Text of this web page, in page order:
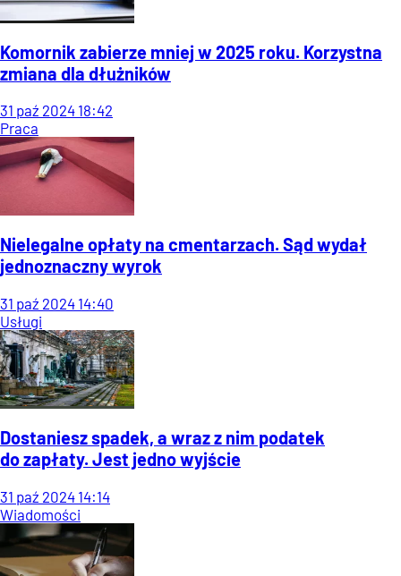
Komornik zabierze mniej w 2025 roku. Korzystna
zmiana dla dłużników
31 paź 2024 18:42
Praca
Nielegalne opłaty na cmentarzach. Sąd wydał
jednoznaczny wyrok
31 paź 2024 14:40
Usługi
Dostaniesz spadek, a wraz z nim podatek
do zapłaty. Jest jedno wyjście
31 paź 2024 14:14
Wiadomości